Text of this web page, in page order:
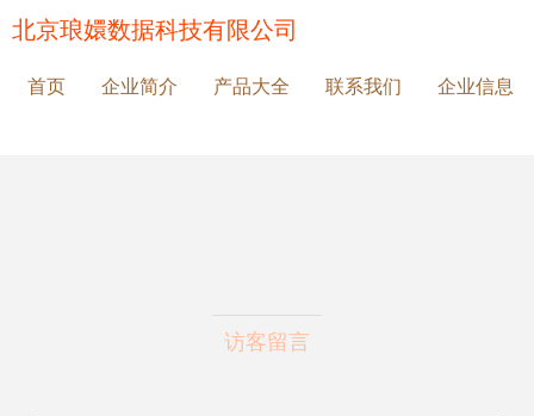
北京琅嬛数据科技有限公司
首页 企业简介 产品大全 联系我们 企业信息
访客留言